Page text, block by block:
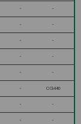
- -
- -
- -
- -
- -
- CG440
- -
- -